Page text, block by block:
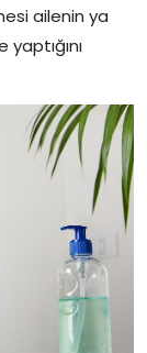
ailenin ya